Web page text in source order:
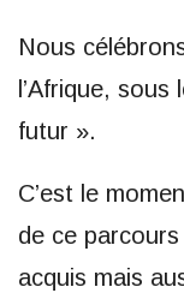
Nous
l’Afrique,
futur ».
C’est le
de ce
acquis mais